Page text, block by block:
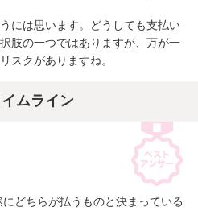
には思います。どうしても支払い
肢の一つではありますが、万が一
スクがありますね。
ムライン
どちらが払うものと決まっている